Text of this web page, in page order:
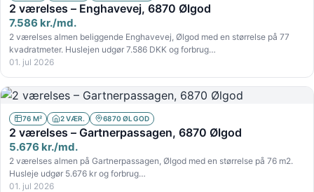
2 værelses – Enghavevej, 6870 Ølgod
7.586 kr./md.
2 værelses almen beliggende Enghavevej, Ølgod med en størrelse på 77
kvadratmeter. Huslejen udgør 7.586 DKK og forbrug…
01. jul 2026
76 M² 2 VÆR. 6870 ØLGOD
2 værelses – Gartnerpassagen, 6870 Ølgod
5.676 kr./md.
2 værelses almen på Gartnerpassagen, Ølgod med en størrelse på 76 m2.
Husleje udgør 5.676 kr og forbrug…
01. jul 2026